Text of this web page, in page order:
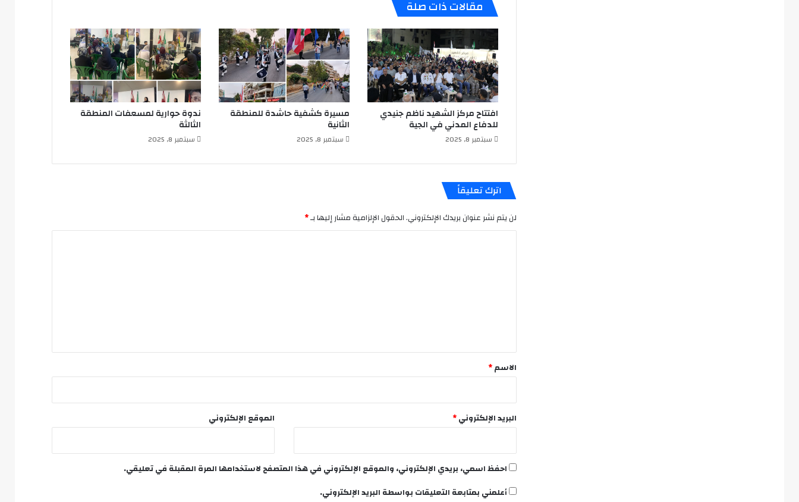
مقالات ذات صلة
افتتاح مركز الشهيد ناظم جنيدي
للدفاع المدني في الجية
سبتمبر 8, 2025
مسيرة كشفية حاشدة للمنطقة
الثانية
سبتمبر 8, 2025
ندوة حوارية لمسعفات المنطقة
الثالثة
سبتمبر 8, 2025
اترك تعليقاً
لن يتم نشر عنوان بريدك الإلكتروني.الحقول الإلزامية مشار إليها بـ*
*
الاسم*
البريد الإلكتروني* الموقع الإلكتروني
احفظ اسمي، بريدي الإلكتروني، والموقع الإلكتروني في هذا المتصفح لاستخدامها المرة المقبلة في تعليقي.
أعلمني بمتابعة التعليقات بواسطة البريد الإلكتروني.